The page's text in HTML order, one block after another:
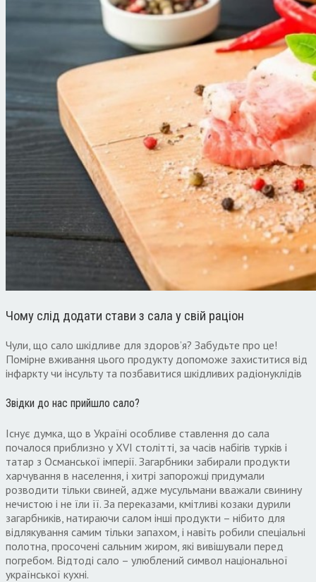
Чому слід додати стави з сала у свій раціон
Чули, що сало шкідливе для здоров’я? Забудьте про це!
Помірне вживання цього продукту допоможе захиститися від
інфаркту чи інсульту та позбавитися шкідливих радіонуклідів
Звідки до нас прийшло сало?
Існує думка, що в Україні особливе ставлення до сала
почалося приблизно у XVI столітті, за часів набігів турків і
татар з Османської імперії. Загарбники забирали продукти
харчування в населення, і хитрі запорожці придумали
розводити тільки свиней, адже мусульмани вважали свинину
нечистою і не їли її. За переказами, кмітливі козаки дурили
загарбників, натираючи салом інші продукти – нібито для
відлякування самим тільки запахом, і навіть робили спеціальні
полотна, просочені сальним жиром, які вивішували перед
погребом. Відтоді сало – улюблений символ національної
української кухні.